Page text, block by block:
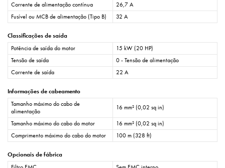
Corrente de alimentação contínua
26,7 A
Fusível ou MCB de alimentação (Tipo B)
32 A
Classificações de saída
Potência de saída do motor
15 kW (20 HP)
Tensão de saída
0 - Tensão de alimentação
Corrente de saída
22 A
Informações de cabeamento
Tamanho máximo do cabo de
alimentação
16 mm² (0,02 sq in)
Tamanho máximo do cabo do motor
16 mm² (0,02 sq in)
Comprimento máximo do cabo do motor
100 m (328 ft)
Opcionais de fábrica